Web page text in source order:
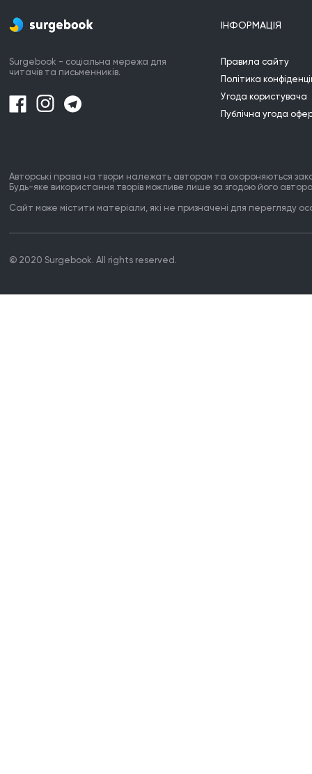
Surgebook - соціальна мережа для
читачів та письменників.
ІНФОРМАЦІЯ
Правила сайту
Політика
Угода користувача
Публічна угода
Авторські права на твори належать авторам та охороняються
Будь-яке використання творів можливе лише за згодою його
Сайт може містити матеріали, які не призначені для перегляду
© 2020 Surgebook. All rights reserved.